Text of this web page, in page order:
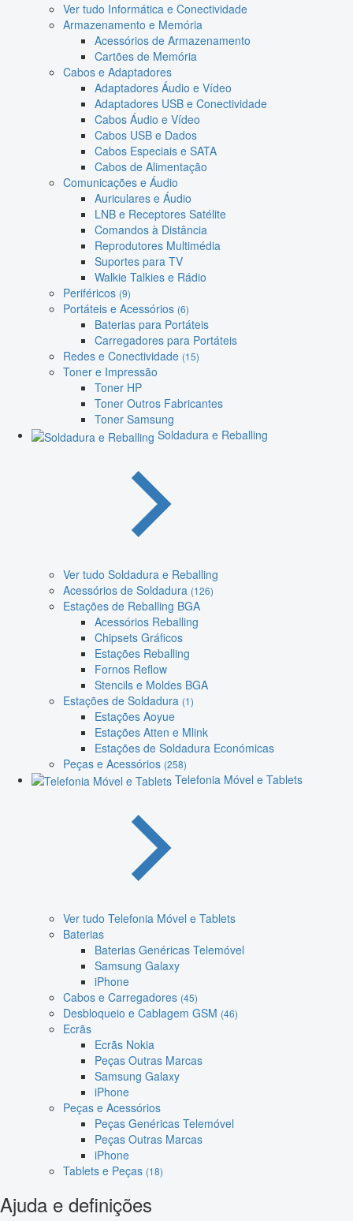
Ver tudo Informática e Conectividade
Armazenamento e Memória
Acessórios de Armazenamento
Cartões de Memória
Cabos e Adaptadores
Adaptadores Áudio e Vídeo
Adaptadores USB e Conectividade
Cabos Áudio e Vídeo
Cabos USB e Dados
Cabos Especiais e SATA
Cabos de Alimentação
Comunicações e Áudio
Auriculares e Áudio
LNB e Receptores Satélite
Comandos à Distância
Reprodutores Multimédia
Suportes para TV
Walkie Talkies e Rádio
Periféricos (9)
Portáteis e Acessórios (6)
Baterias para Portáteis
Carregadores para Portáteis
Redes e Conectividade (15)
Toner e Impressão
Toner HP
Toner Outros Fabricantes
Toner Samsung
Soldadura e Reballing
Ver tudo Soldadura e Reballing
Acessórios de Soldadura (126)
Estações de Reballing BGA
Acessórios Reballing
Chipsets Gráficos
Estações Reballing
Fornos Reflow
Stencils e Moldes BGA
Estações de Soldadura (1)
Estações Aoyue
Estações Atten e Mlink
Estações de Soldadura Económicas
Peças e Acessórios (258)
Telefonia Móvel e Tablets
Ver tudo Telefonia Móvel e Tablets
Baterias
Baterias Genéricas Telemóvel
Samsung Galaxy
iPhone
Cabos e Carregadores (45)
Desbloqueio e Cablagem GSM (46)
Ecrãs
Ecrãs Nokia
Peças Outras Marcas
Samsung Galaxy
iPhone
Peças e Acessórios
Peças Genéricas Telemóvel
Peças Outras Marcas
iPhone
Tablets e Peças (18)
Ajuda e definições